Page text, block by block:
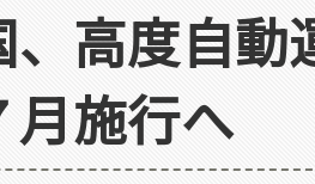
、高度自
月施行へ